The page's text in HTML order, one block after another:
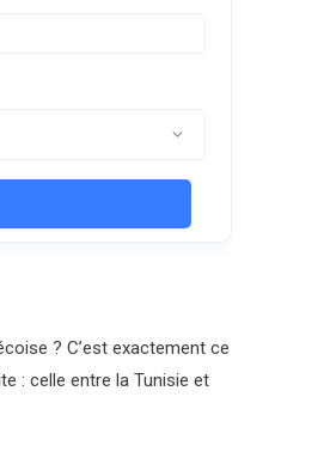
? C’est exactement ce
: celle entre la Tunisie et